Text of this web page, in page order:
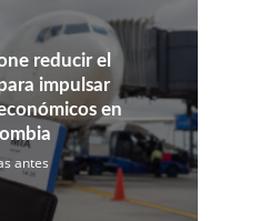
reducir el
impulsar
en
antes